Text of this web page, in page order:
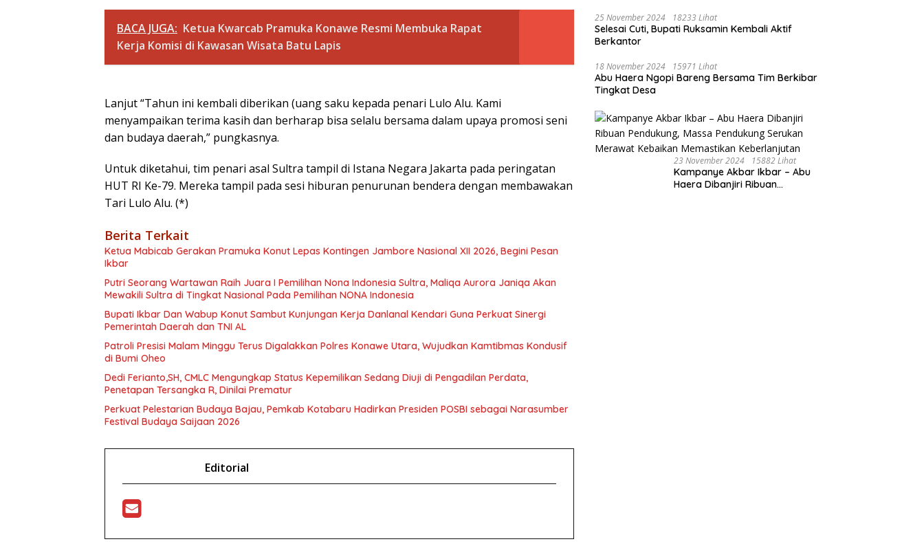
BACA JUGA: Ketua Kwarcab Pramuka Konawe Resmi Membuka Rapat
Kerja Komisi di Kawasan Wisata Batu Lapis
Lanjut “Tahun ini kembali diberikan (uang saku kepada penari Lulo Alu. Kami
menyampaikan terima kasih dan berharap bisa selalu bersama dalam upaya promosi seni
dan budaya daerah,” pungkasnya.
Untuk diketahui, tim penari asal Sultra tampil di Istana Negara Jakarta pada peringatan
HUT RI Ke-79. Mereka tampil pada sesi hiburan penurunan bendera dengan membawakan
Tari Lulo Alu. (*)
Berita Terkait
Ketua Mabicab Gerakan Pramuka Konut Lepas Kontingen Jambore Nasional XII 2026, Begini Pesan
Ikbar
Putri Seorang Wartawan ‎Raih Juara I Pemilihan Nona Indonesia Sultra, Maliqa Aurora Janiqa Akan
Mewakili Sultra di Tingkat Nasional Pada Pemilihan NONA Indonesia
Bupati Ikbar Dan Wabup Konut Sambut Kunjungan Kerja Danlanal Kendari Guna Perkuat Sinergi
Pemerintah Daerah dan TNI AL
Patroli Presisi Malam Minggu Terus Digalakkan Polres Konawe Utara, Wujudkan Kamtibmas Kondusif
di Bumi Oheo
Dedi Ferianto,SH, CMLC Mengungkap Status Kepemilikan Sedang Diuji di Pengadilan Perdata,
Penetapan Tersangka R, Dinilai Prematur
Perkuat Pelestarian Budaya Bajau, Pemkab Kotabaru Hadirkan Presiden POSBI sebagai Narasumber
Festival Budaya Saijaan 2026
Editorial
25 November 2024 18233 Lihat
Selesai Cuti, Bupati Ruksamin Kembali Aktif
Berkantor
18 November 2024 15971 Lihat
Abu Haera Ngopi Bareng Bersama Tim Berkibar
Tingkat Desa
23 November 2024 15882 Lihat
Kampanye Akbar Ikbar – Abu
Haera Dibanjiri Ribuan